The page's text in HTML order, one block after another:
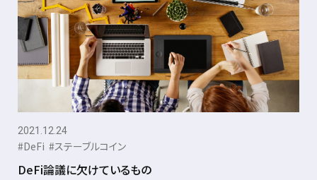
2021.12.24
#DeFi #ステーブルコイン
DeFi論議に欠けているもの